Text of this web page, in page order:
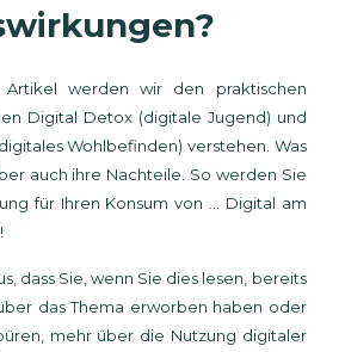
werden wir den praktischen
Digital Detox (digitale Jugend) und
Wohlbefinden) verstehen. Was
auch ihre Nachteile. So werden Sie
für Ihren Konsum von ... Digital am
dass Sie, wenn Sie dies lesen, bereits
das Thema erworben haben oder
mehr über die Nutzung digitaler